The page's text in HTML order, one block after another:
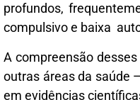
profundos,
compulsivo e baixa
A compreensão
outras áreas da saúde
em evidências